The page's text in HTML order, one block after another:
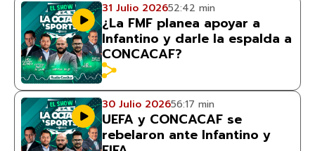
31 Julio 202652:42 min
¿La FMF planea apoyar a
Infantino y darle la espalda a
CONCACAF?
30 Julio 202656:17 min
UEFA y CONCACAF se
rebelaron ante Infantino y